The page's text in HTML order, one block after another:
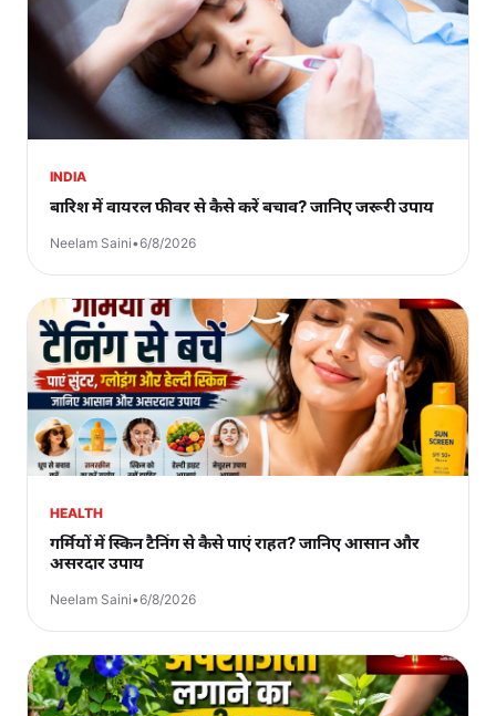
INDIA
बारिश में वायरल फीवर से कैसे करें बचाव? जानिए जरूरी उपाय
Neelam Saini•6/8/2026
HEALTH
गर्मियों में स्किन टैनिंग से कैसे पाएं राहत? जानिए आसान और
असरदार उपाय
Neelam Saini•6/8/2026